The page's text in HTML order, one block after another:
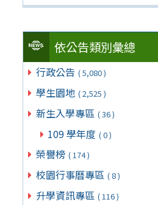
依公告類別彙總
行政公告 ( 5,080 )
學生園地 ( 2,525 )
新生入學專區 ( 36 )
109 學年度 ( 0 )
榮譽榜 ( 174 )
校園行事曆專區 ( 8 )
升學資訊專區 ( 116 )